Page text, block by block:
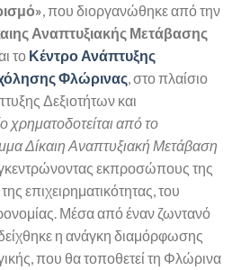
, που διοργανώθηκε από την
Αναπτυξιακής Μετάβασης
το Κέντρο Ανάπτυξης
Φλώρινας , στο πλαίσιο
Δεξιοτήτων και
χρηματοδοτείται από το
Δίκαιη Αναπτυξιακή Μετάβαση
εκπροσώπους της
επιχειρηματικότητας, του
Μέσα από έναν ζωντανό
η ανάγκη διαμόρφωσης
που θα τοποθετεί τη Φλώρινα